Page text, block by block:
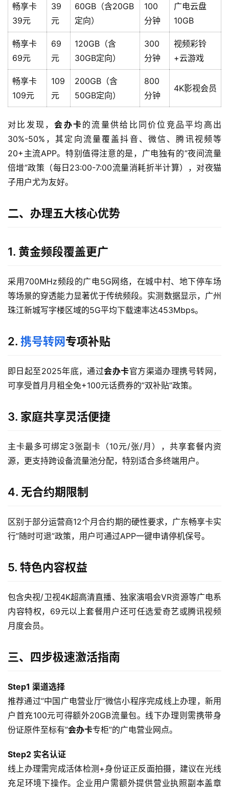
畅享卡
39元
39
元
60GB（含20GB
定向）
100
分钟
广电云盘
10GB
畅享卡
69元
69
元
120GB（含
30GB定向）
300
分钟
视频彩铃
+云游戏
畅享卡
109元
109
元
200GB（含
50GB定向）
800
分钟
4K影视会员
对比发现，会办卡的流量供给比同价位竞品平均高出
30%-50%，其定向流量覆盖抖音、微信、腾讯视频等
20+主流APP。特别值得注意的是，广电独有的”夜间流量
倍增”政策（每日23:00-7:00流量消耗折半计算），对夜猫
子用户尤为友好。
二、办理五大核心优势
1. 黄金频段覆盖更广
采用700MHz频段的广电5G网络，在城中村、地下停车场
等场景的穿透能力显著优于传统频段。实测数据显示，广州
珠江新城写字楼区域的5G平均下载速率达453Mbps。
2. 携号转网专项补贴
即日起至2025年底，通过会办卡官方渠道办理携号转网，
可享受首月月租全免+100元话费券的”双补贴”政策。
3. 家庭共享灵活便捷
主卡最多可绑定3张副卡（10元/张/月），共享套餐内资
源，更支持跨设备流量池分配，特别适合多终端用户。
4. 无合约期限制
区别于部分运营商12个月合约期的硬性要求，广东畅享卡实
行”随时可退”政策，用户可通过APP一键申请停机保号。
5. 特色内容权益
包含央视/卫视4K超高清直播、独家演唱会VR资源等广电系
内容特权，69元以上套餐用户还可任选爱奇艺或腾讯视频
月度会员。
三、四步极速激活指南
Step1 渠道选择
推荐通过”中国广电营业厅”微信小程序完成线上办理，新用
户首充100元可得额外20GB流量包。线下办理则需携带身
份证原件至标有”会办卡专柜”的广电营业网点。
Step2 实名认证
线上办理需完成活体检测+身份证正反面拍摄，建议在光线
充足环境下操作。企业用户需额外提供营业执照副本盖章